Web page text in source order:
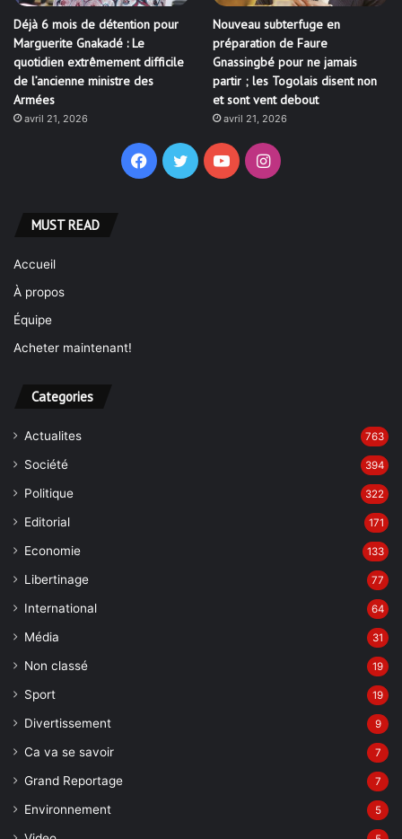
Déjà 6 mois de détention pour
Marguerite Gnakadé : Le
quotidien extrêmement difficile
de l’ancienne ministre des
Armées
avril 21, 2026
Nouveau subterfuge en
préparation de Faure
Gnassingbé pour ne jamais
partir ; les Togolais disent non
et sont vent debout
avril 21, 2026
Facebook
TwitterYouTubeInstagram
MUST READ
Accueil
À propos
Équipe
Acheter maintenant!
Categories
Actualites 763
Société 394
Politique 322
Editorial 171
Economie 133
Libertinage 77
International 64
Média 31
Non classé 19
Sport 19
Divertissement 9
Ca va se savoir 7
Grand Reportage 7
Environnement 5